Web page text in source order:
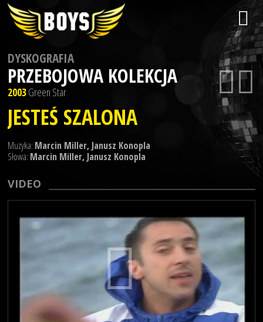
DYSKOGRAFIA
PRZEBOJOWA KOLEKCJA
2003Green Star
JESTEŚ SZALONA
Muzyka: Marcin Miller, Janusz Konopla
Słowa: Marcin Miller, Janusz Konopla
VIDEO